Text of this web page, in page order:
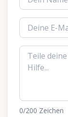
0/200 Zeichen